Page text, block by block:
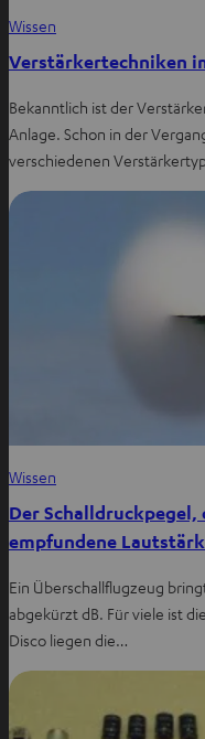
Wissen
Verstärkertechniken
Bekanntlich ist der
Anlage. Schon in der
verschiedenen
Wissen
Der Schalldruckpegel,
empfundene
Ein Überschallflugzeug
abgekürzt dB. Für viele ist
Disco liegen die…